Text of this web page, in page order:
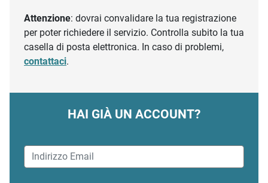
Attenzione: dovrai convalidare la tua registrazione
per poter richiedere il servizio. Controlla subito la tua
casella di posta elettronica. In caso di problemi,
contattaci.
HAI GIÀ UN ACCOUNT?